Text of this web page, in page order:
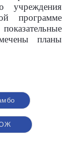
учреждения
программе
планы